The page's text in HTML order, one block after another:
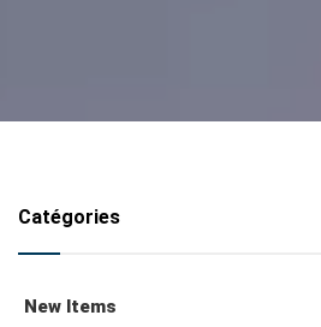
Catégories
New Items